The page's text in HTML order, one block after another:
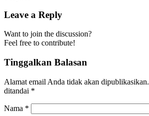
Leave a Reply
Want to join the discussion?
Feel free to contribute!
Tinggalkan Balasan
Alamat email Anda tidak akan dipublikasikan.
ditandai *
Nama *